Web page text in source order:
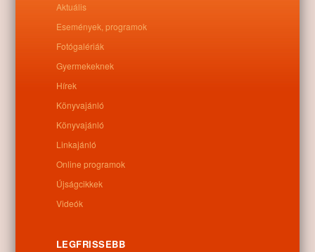
Aktuális
Események, programok
Fotógalériák
Gyermekeknek
Hírek
Könyvajánló
Könyvajánló
Linkajánló
Online programok
Újságcikkek
Videók
LEGFRISSEBB